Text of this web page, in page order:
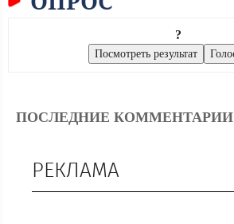
?
ПОСЛЕДНИЕ КОММЕНТАРИИ
РЕКЛАМА